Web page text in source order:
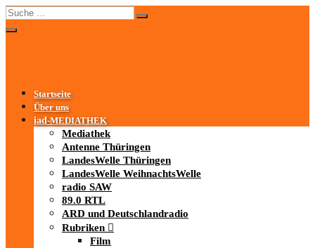
Startseite
Über uns
iad-MEDIATHEK
Mediathek
Antenne Thüringen
LandesWelle Thüringen
LandesWelle WeihnachtsWelle
radio SAW
89.0 RTL
ARD und Deutschlandradio
Rubriken
Film